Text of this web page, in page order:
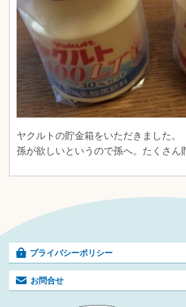
ヤクルトの貯金箱をいただきました。
孫が欲しいというので孫へ。たくさん
プライバシーポリシー
お問合せ